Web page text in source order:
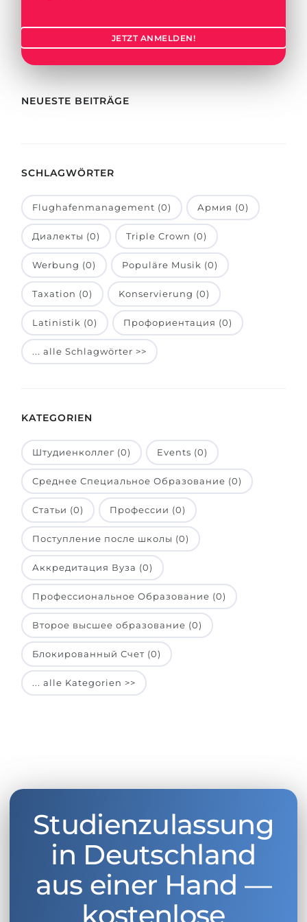
BERUFE
Beispiel-Stellenangebote
Holland-Test
Interessenkarte-Test
RIASEC-Test
Erfolgzu
100%
Unsere Studierenden werden
BERATUNG!
BEWERBEN FÜR FACHRICHTUNG …
Medizin
Physik
BEWERBEN AUS …
Russland
Ukraine
Kasachstan
Aserbaidschan
Armenien
Belarus
Anderes Land
JETZT ANMELDEN!
NEUESTE BEITRÄGE
SCHLAGWÖRTER
Flughafenmanagement (0) Армия (0)
Диалекты (0) Triple Crown (0)
Werbung (0) Populäre Musik (0)
Taxation (0) Konservierung (0)
Latinistik (0) Профориентация (0)
... alle Schlagwörter >>
KATEGORIEN
Штудиенколлег (0) Events (0)
Среднее Специальное Образование (0)
Статьи (0) Профессии (0)
Поступление после школы (0)
Аккредитация Вуза (0)
Профессиональное Образование (0)
Второе высшее образование (0)
Блокированный Счет (0)
... alle Kategorien >>
Studienzulassung
in Deutschland
aus einer Hand —
kostenlose